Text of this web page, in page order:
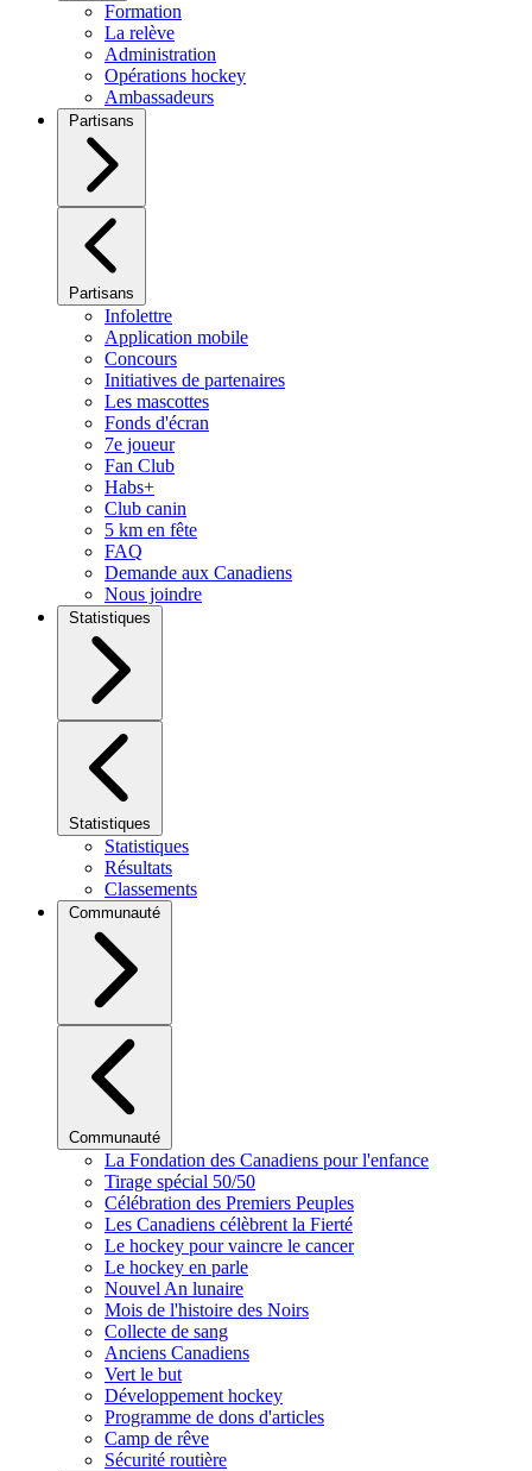
Formation
La relève
Administration
Opérations hockey
Ambassadeurs
Partisans
Partisans
Infolettre
Application mobile
Concours
Initiatives de partenaires
Les mascottes
Fonds d'écran
7e joueur
Fan Club
Habs+
Club canin
5 km en fête
FAQ
Demande aux Canadiens
Nous joindre
Statistiques
Statistiques
Statistiques
Résultats
Classements
Communauté
Communauté
La Fondation des Canadiens pour l'enfance
Tirage spécial 50/50
Célébration des Premiers Peuples
Les Canadiens célèbrent la Fierté
Le hockey pour vaincre le cancer
Le hockey en parle
Nouvel An lunaire
Mois de l'histoire des Noirs
Collecte de sang
Anciens Canadiens
Vert le but
Développement hockey
Programme de dons d'articles
Camp de rêve
Sécurité routière